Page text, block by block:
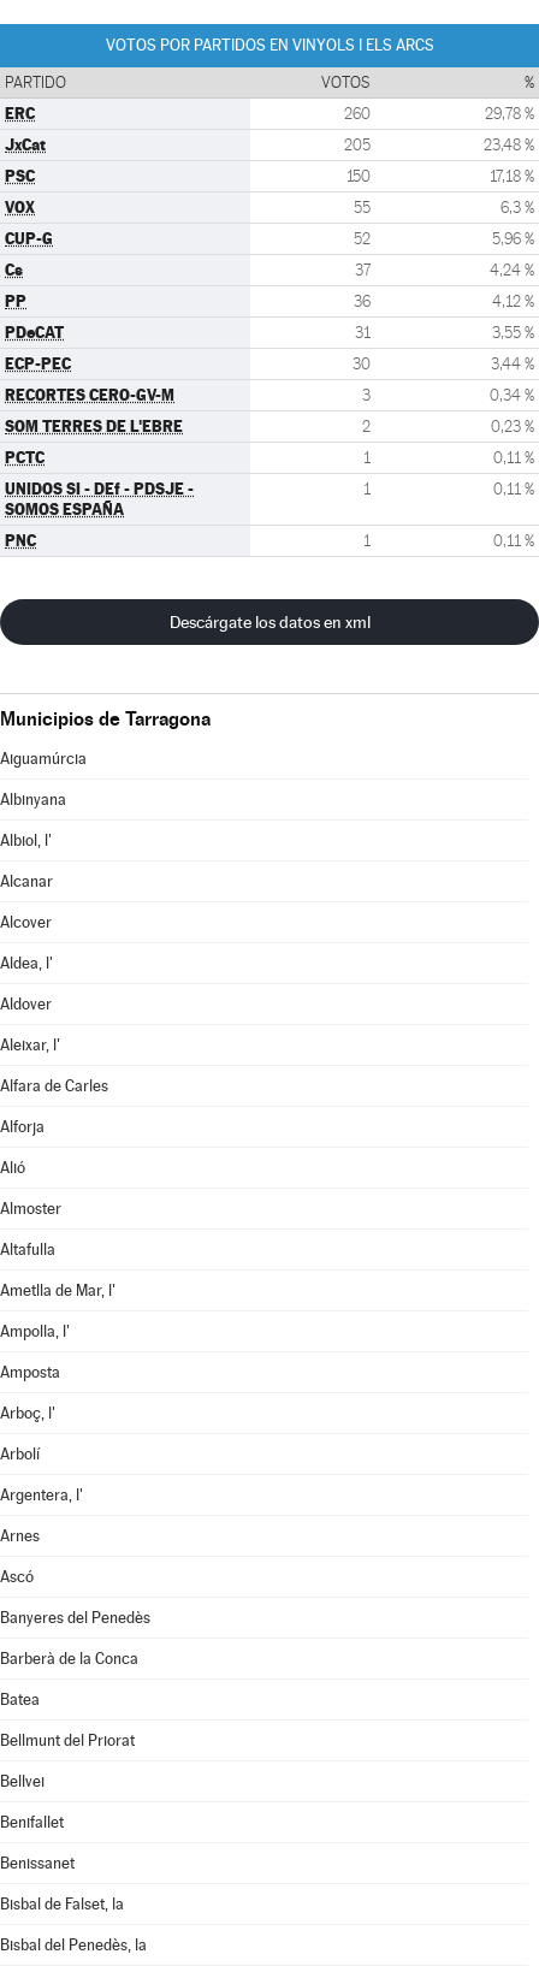
VOTOS POR PARTIDOS EN VINYOLS I ELS ARCS
PARTIDO VOTOS %
ERC 260 29,78 %
JxCat 205 23,48 %
PSC 150 17,18 %
VOX 55 6,3 %
CUP-G 52 5,96 %
Cs 37 4,24 %
PP 36 4,12 %
PDeCAT 31 3,55 %
ECP-PEC 30 3,44 %
RECORTES CERO-GV-M 3 0,34 %
SOM TERRES DE L'EBRE 2 0,23 %
PCTC 1 0,11 %
UNIDOS SI - DEf - PDSJE -
SOMOS ESPAÑA
1 0,11 %
PNC 1 0,11 %
Descárgate los datos en xml
Municipios de Tarragona
Aiguamúrcia
Albinyana
Albiol, l'
Alcanar
Alcover
Aldea, l'
Aldover
Aleixar, l'
Alfara de Carles
Alforja
Alió
Almoster
Altafulla
Ametlla de Mar, l'
Ampolla, l'
Amposta
Arboç, l'
Arbolí
Argentera, l'
Arnes
Ascó
Banyeres del Penedès
Barberà de la Conca
Batea
Bellmunt del Priorat
Bellvei
Benifallet
Benissanet
Bisbal de Falset, la
Bisbal del Penedès, la